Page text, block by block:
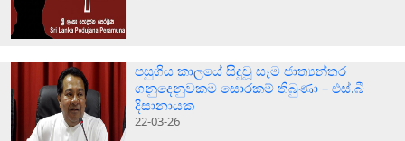
පසුගිය කාලයේ සිදුවූ සෑම ජාත්‍යන්තර
ගනුදෙනුවකම සොරකම් තිබුණා – එස්.බී
දිසානායක
22-03-26